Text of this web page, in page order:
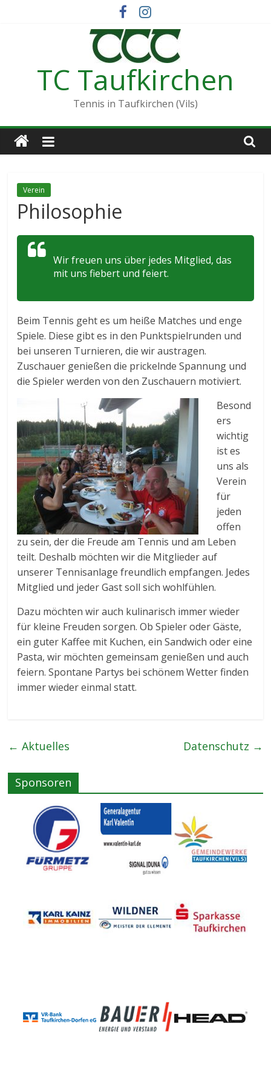
TC Taufkirchen
Tennis in Taufkirchen (Vils)
Verein
Philosophie
Wir freuen uns über jedes Mitglied, das
mit uns fiebert und feiert.
Beim Tennis geht es um heiße Matches und enge
Spiele. Diese gibt es in den Punktspielrunden und
bei unseren Turnieren, die wir austragen.
Zuschauer genießen die prickelnde Spannung und
die Spieler werden von den Zuschauern motiviert.
Besond
ers
wichtig
ist es
uns als
Verein
für
jeden
offen
zu sein, der die Freude am Tennis und am Leben
teilt. Deshalb möchten wir die Mitglieder auf
unserer Tennisanlage freundlich empfangen. Jedes
Mitglied und jeder Gast soll sich wohlfühlen.
Dazu möchten wir auch kulinarisch immer wieder
für kleine Freuden sorgen. Ob Spieler oder Gäste,
ein guter Kaffee mit Kuchen, ein Sandwich oder eine
Pasta, wir möchten gemeinsam genießen und auch
feiern. Spontane Partys bei schönem Wetter finden
immer wieder einmal statt.
← Aktuelles Datenschutz →
Sponsoren